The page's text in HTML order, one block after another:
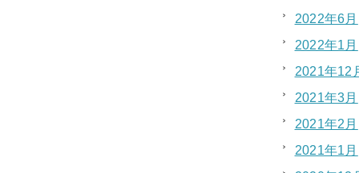
2022年6月
2022年1月
2021年12
2021年3月
2021年2月
2021年1月